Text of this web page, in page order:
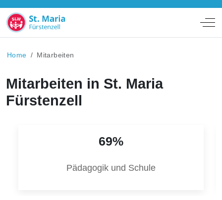
Home Mitarbeiten
Mitarbeiten in St. Maria
Fürstenzell
69%
Pädagogik und Schule